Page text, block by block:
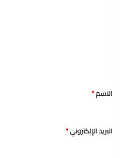
*
الاسم*
البريد الإلكتروني*